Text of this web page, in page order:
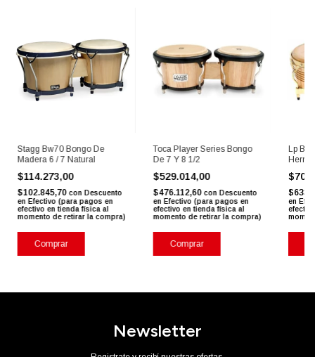
Stagg Bw70 Bongo De
Madera 6 / 7 Natural
$114.273,00
$102.845,70 con Descuento
en Efectivo (para pagos en
efectivo en tienda física al
momento de retirar la compra)
Toca Player Series Bongo
De 7 Y 8 1/2
$529.014,00
$476.112,60 con Descuento
en Efectivo (para pagos en
efectivo en tienda física al
momento de retirar la compra)
Lp
en
Newsletter